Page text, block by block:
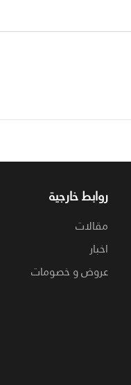
روابط خارجية
مقالات
اخبار
عروض و خصومات